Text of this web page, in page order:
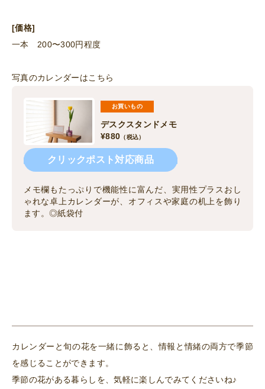
[価格]
一本 200〜300円程度
写真のカレンダーはこちら
お買いもの
デスクスタンドメモ
¥880 （税込）
クリックポスト対応商品
メモ欄もたっぷりで機能性に富んだ、実用性プラスおし
ゃれな卓上カレンダーが、オフィスや家庭の机上を飾り
ます。◎紙袋付
カレンダーと旬の花を一緒に飾ると、情報と情緒の両方で季節
を感じることができます。
季節の花がある暮らしを、気軽に楽しんでみてくださいね♪